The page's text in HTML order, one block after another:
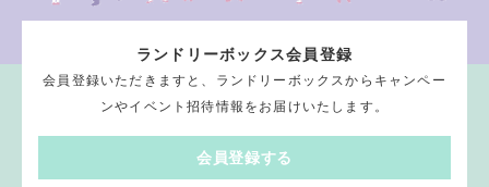
ランドリーボックス会員登録
会員登録いただきますと、ランドリーボックスからキャンペー
ンやイベント招待情報をお届けいたします。
会員登録する